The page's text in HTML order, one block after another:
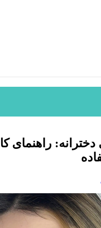
دخترانه: راهنمای